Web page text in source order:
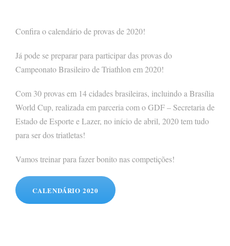
Confira o calendário de provas de 2020!
Já pode se preparar para participar das provas do
Campeonato Brasileiro de Triathlon em 2020!
Com 30 provas em 14 cidades brasileiras, incluindo a Brasília
World Cup, realizada em parceria com o GDF – Secretaria de
Estado de Esporte e Lazer, no início de abril, 2020 tem tudo
para ser dos triatletas!
Vamos treinar para fazer bonito nas competições!
CALENDÁRIO 2020